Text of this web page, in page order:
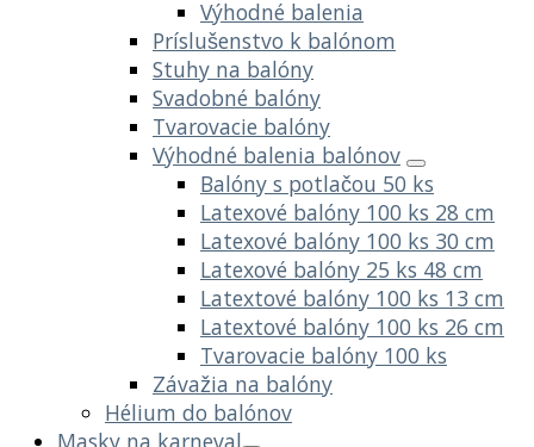
Výhodné balenia
Príslušenstvo k balónom
Stuhy na balóny
Svadobné balóny
Tvarovacie balóny
Výhodné balenia balónov
Balóny s potlačou 50 ks
Latexové balóny 100 ks 28 cm
Latexové balóny 100 ks 30 cm
Latexové balóny 25 ks 48 cm
Latextové balóny 100 ks 13 cm
Latextové balóny 100 ks 26 cm
Tvarovacie balóny 100 ks
Závažia na balóny
Hélium do balónov
Masky na karneval